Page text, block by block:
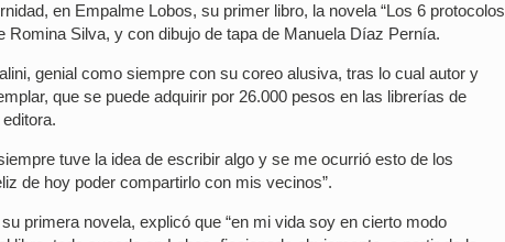
en Empalme Lobos, su primer libro, la novela “Los 6 protocolos
Silva, y con dibujo de tapa de Manuela Díaz Pernía.
genial como siempre con su coreo alusiva, tras lo cual autor y
que se puede adquirir por 26.000 pesos en las librerías de
tuve la idea de escribir algo y se me ocurrió esto de los
de hoy poder compartirlo con mis vecinos”.
primera novela, explicó que “en mi vida soy en cierto modo